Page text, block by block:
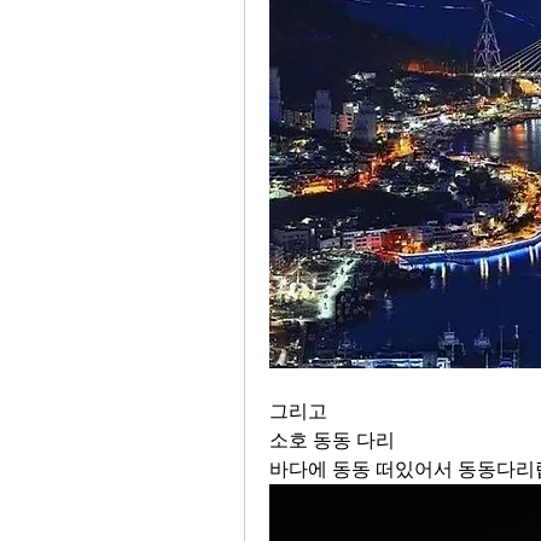
그리고
소호 동동 다리
바다에 동동 떠있어서 동동다리